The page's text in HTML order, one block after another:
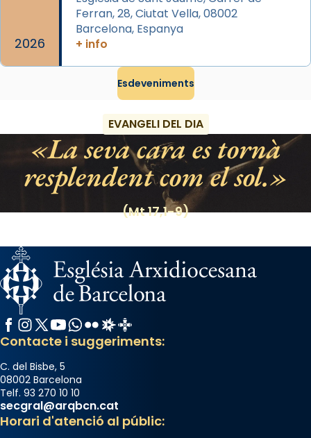
raïms de setembre te'n llepes els dits»,
segons una dita popular.
Photo
View on Facebook · Share
2026
Ferran, 28, Ciutat Vella, 08002
Barcelona, Espanya
+ info
Esdeveniments
EVANGELI DEL DIA
La seva cara es tornà
resplendent com el sol.
(Mt 17,1-9)
Facebook
Instagram
X / Twitter
YouTube
WhatsApp
FlickrRadio Estel
Catalunya Cristiana
Contacte i suggeriments:
C. del Bisbe, 5
08002 Barcelona
Telf. 93 270 10 10
secgral@arqbcn.cat
Horari d'atenció al públic: